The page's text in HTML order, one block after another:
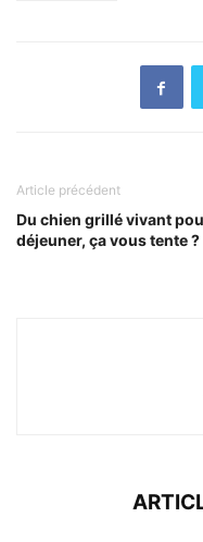
Article précédent
Du chien grillé vivant
déjeuner, ça vous tente ?